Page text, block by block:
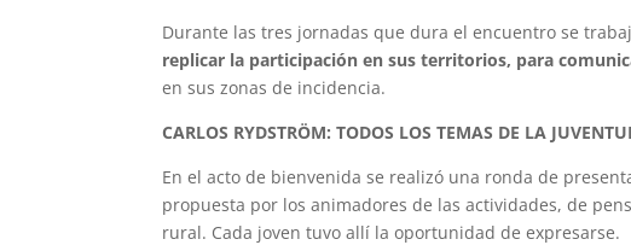
Durante las tres jornadas que dura el encuentro se
replicar la participación en sus territorios, para
en sus zonas de incidencia.
CARLOS RYDSTRÖM: TODOS LOS TEMAS DE LA
En el acto de bienvenida se realizó una ronda de
propuesta por los animadores de las actividades, de
rural. Cada joven tuvo allí la oportunidad de expresarse.